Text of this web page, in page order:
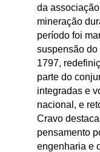
da
mineração
período foi
suspensão do
1797,
parte do
integradas e
nacional, e
Cravo
pensamento
engenharia e